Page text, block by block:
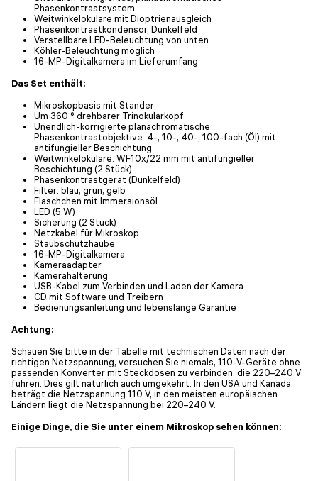
Phasenkontrastsystem
Weitwinkelokulare mit Dioptrienausgleich
Phasenkontrastkondensor, Dunkelfeld
Verstellbare LED-Beleuchtung von unten
Köhler-Beleuchtung möglich
16-MP-Digitalkamera im Lieferumfang
Das Set enthält:
Mikroskopbasis mit Ständer
Um 360 ° drehbarer Trinokularkopf
Unendlich-korrigierte planachromatische
Phasenkontrastobjektive: 4-, 10-, 40-, 100-fach (Öl) mit
antifungieller Beschichtung
Weitwinkelokulare: WF10x/22 mm mit antifungieller
Beschichtung (2 Stück)
Phasenkontrastgerät (Dunkelfeld)
Filter: blau, grün, gelb
Fläschchen mit Immersionsöl
LED (5 W)
Sicherung (2 Stück)
Netzkabel für Mikroskop
Staubschutzhaube
16-MP-Digitalkamera
Kameraadapter
Kamerahalterung
USB-Kabel zum Verbinden und Laden der Kamera
CD mit Software und Treibern
Bedienungsanleitung und lebenslange Garantie
Achtung:
Schauen Sie bitte in der Tabelle mit technischen Daten nach der
richtigen Netzspannung, versuchen Sie niemals, 110-V-Geräte ohne
passenden Konverter mit Steckdosen zu verbinden, die 220–240 V
führen. Dies gilt natürlich auch umgekehrt. In den USA und Kanada
beträgt die Netzspannung 110 V, in den meisten europäischen
Ländern liegt die Netzspannung bei 220–240 V.
Einige Dinge, die Sie unter einem Mikroskop sehen können: